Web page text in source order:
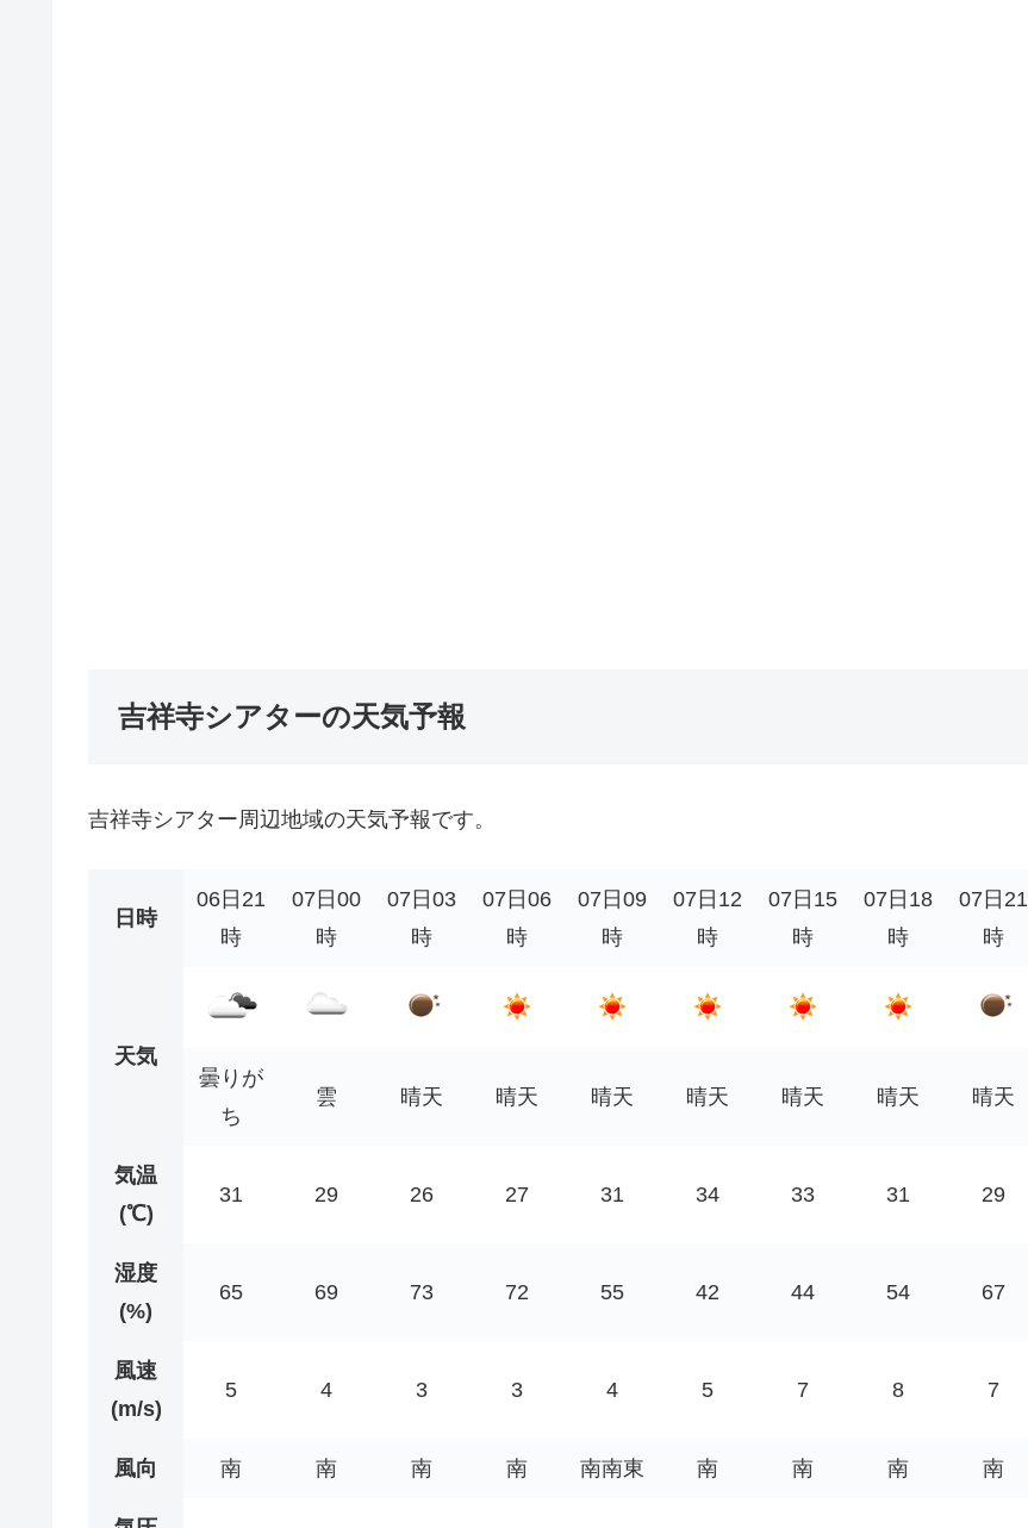
吉祥寺シアターの天気予報
吉祥寺シアター周辺地域の天気予報です。
日時
06日21
時
07日00
時
07日03
時
07日06
時
07日09
時
07日12
時
07日15
時
07日18
時
07日21
時
天気
曇りが
ち
雲 晴天 晴天 晴天 晴天 晴天 晴天 晴天
気温
(℃)
31 29 26 27 31 34 33 31 29
湿度
(%)
65 69 73 72 55 42 44 54 67
風速
(m/s)
5 4 3 3 4 5 7 8 7
風向 南 南 南 南 南南東 南 南 南 南